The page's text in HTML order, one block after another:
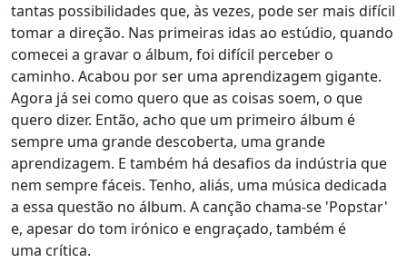
tantas possibilidades que, às vezes, pode ser mais difícil
tomar a direção. Nas primeiras idas ao estúdio, quando
comecei a gravar o álbum, foi difícil perceber o
caminho. Acabou por ser uma aprendizagem gigante.
Agora já sei como quero que as coisas soem, o que
quero dizer. Então, acho que um primeiro álbum é
sempre uma grande descoberta, uma grande
aprendizagem. E também há desafios da indústria que
nem sempre fáceis. Tenho, aliás, uma música dedicada
a essa questão no álbum. A canção chama-se 'Popstar'
e, apesar do tom irónico e engraçado, também é
uma crítica.